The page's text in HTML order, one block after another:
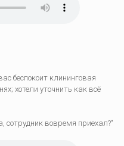
беспокоит клининговая
хотели уточнить как всё
сотрудник вовремя приехал?"